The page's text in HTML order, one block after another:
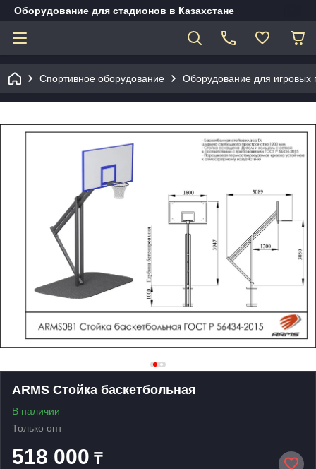
Оборудование для стадионов в Казахстане
Спортивное оборудование Оборудование для игровых
ARMS Стойка баскетбольная
В наличии
Только опт
518 000 ₸